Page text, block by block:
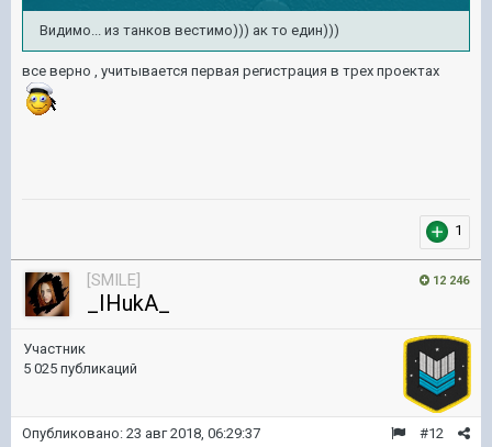
Видимо... из танков вестимо))) ак то един)))
все верно , учитывается первая регистрация в трех проектах
1
12 246
[SMILE]
_IHukA_
Участник
5 025 публикаций
#12
Опубликовано: 23 авг 2018, 06:29:37